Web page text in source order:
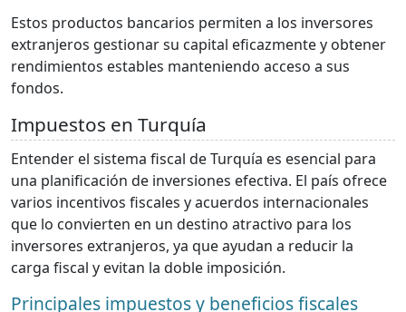
Estos productos bancarios permiten a los inversores
extranjeros gestionar su capital eficazmente y obtener
rendimientos estables manteniendo acceso a sus
fondos.
Impuestos en Turquía
Entender el sistema fiscal de Turquía es esencial para
una planificación de inversiones efectiva. El país ofrece
varios incentivos fiscales y acuerdos internacionales
que lo convierten en un destino atractivo para los
inversores extranjeros, ya que ayudan a reducir la
carga fiscal y evitan la doble imposición.
Principales impuestos y beneficios fiscales